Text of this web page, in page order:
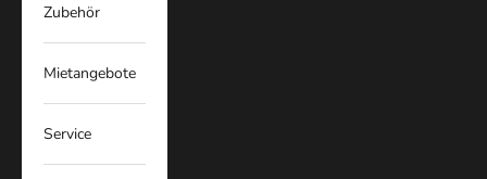
Zubehör
Mietangebote
Service